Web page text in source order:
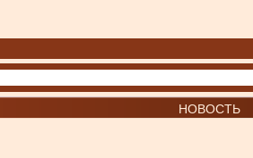
НОВОСТЬ